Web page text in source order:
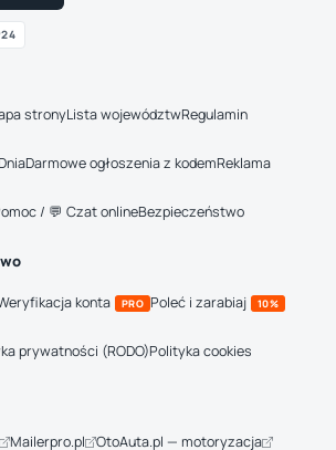
stronyLista województwRegulamin
Darmowe ogłoszenia z kodemReklama
/ 💬 Czat onlineBezpieczeństwo
konta PRO Poleć i zarabiaj 10%
prywatności (RODO)Polityka cookies
Mailerpro.pl OtoAuta.pl — motoryzacja